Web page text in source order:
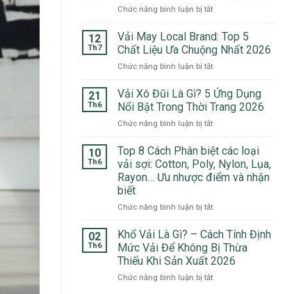
Chức năng bình luận bị tắtở
Phổ
Biến:
Top
6
Liệu
Hàng
Trong
Mặc
2026
12
Th7
Vải May Local Brand: Top 5
Chất Liệu Ưa Chuộng Nhất 2026
Chức năng bình luận bị tắtở
May
Local
Brand:
Top
Chất
Liệu
Ưa
Chuộng
2026
21
Th6
Vải Xô Đũi Là Gì? 5 Ứng Dụng
Nổi Bật Trong Thời Trang 2026
Chức năng bình luận bị tắtở
Xô
Đũi
Là
Gì?
Ứng
Nổi
Bật
Trong
Thời
Trang
10
Th6
Top 8 Cách Phân biệt các loại
vải sợi: Cotton, Poly, Nylon, Lụa,
Rayon… Ưu nhược điểm và nhận
biết
Chức năng bình luận bị tắtở
8
Cách
Phân
biệt
các
02
Th6
Khổ Vải Là Gì? – Cách Tính Định
Mức Vải Để Không Bị Thừa
Thiếu Khi Sản Xuất 2026
Chức năng bình luận bị tắtở